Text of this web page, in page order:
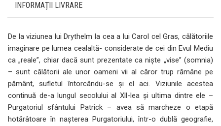
INFORMAȚII LIVRARE
De la viziunea lui Drythelm la cea a lui Carol cel Gras, călătoriile
imaginare pe lumea cealaltă- considerate de cei din Evul Mediu
ca „reale”, chiar dacă sunt prezentate ca niște „vise” (somnia)
– sunt călătorii ale unor oameni vii al căror trup rămâne pe
pământ, sufletul întorcându-se și el aci. Viziunile acestea
continuă de-a lungul secolului al Xll-lea și ultima dintre ele –
Purgatoriul sfântului Patrick – avea să marcheze o etapă
hotărâtoare în nașterea Purgatoriului, într-o dublă geografie,